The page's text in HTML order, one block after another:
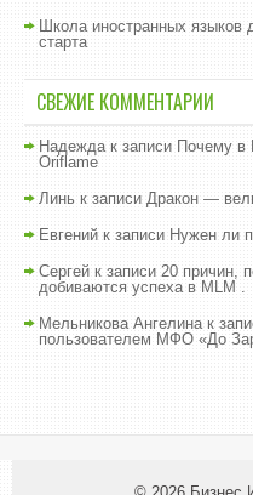
Школа иностранных языков
старта
СВЕЖИЕ КОММЕНТАРИИ
Надеждак записи Почему в
Oriflame
Линь к записи Дракон —
Евгений к записи Нужен ли
Сергей к записи 20 причин,
добиваются успеха в MLM .
Мельникова Ангелинак
пользователем МФО «До